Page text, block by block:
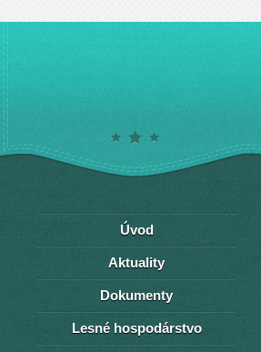
Úvod
Aktuality
Dokumenty
Lesné hospodárstvo